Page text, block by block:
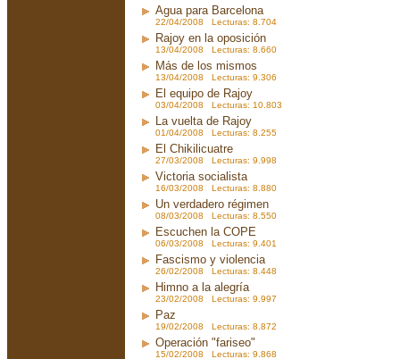
Agua para Barcelona
22/04/2008 Lecturas: 8.704
Rajoy en la oposición
13/04/2008 Lecturas: 8.660
Más de los mismos
13/04/2008 Lecturas: 9.306
El equipo de Rajoy
03/04/2008 Lecturas: 10.803
La vuelta de Rajoy
01/04/2008 Lecturas: 8.255
El Chikilicuatre
27/03/2008 Lecturas: 9.998
Victoria socialista
16/03/2008 Lecturas: 8.880
Un verdadero régimen
08/03/2008 Lecturas: 8.550
Escuchen la COPE
06/03/2008 Lecturas: 9.401
Fascismo y violencia
26/02/2008 Lecturas: 8.448
Himno a la alegría
23/02/2008 Lecturas: 9.997
Paz
19/02/2008 Lecturas: 8.872
Operación "fariseo"
15/02/2008 Lecturas: 9.868